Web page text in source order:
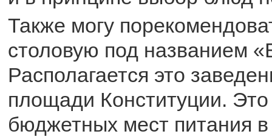
Также могу
столовую под названием
Располагается это
площади Конституции.
бюджетных мест питания